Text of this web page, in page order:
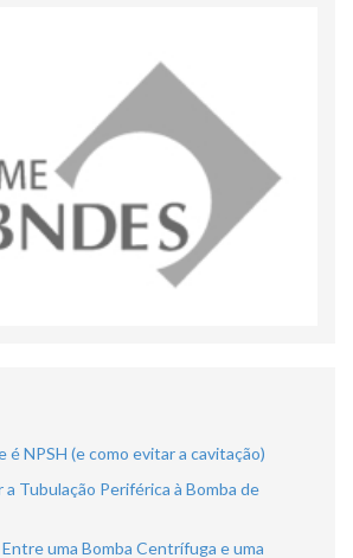
é NPSH (e como evitar a cavitação)
Tubulação Periférica à Bomba de
uma Bomba Centrífuga e uma